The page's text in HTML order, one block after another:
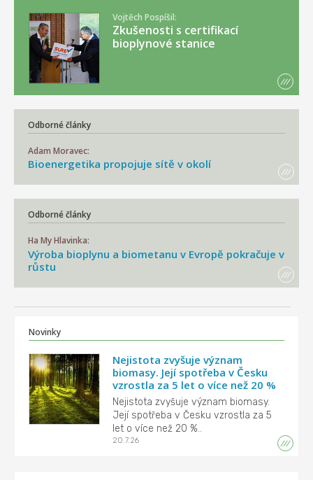
Vojtěch Pospíšil:
Zkušenosti s certifikací
bioplynové stanice
Odborné články
Adam Moravec:
Bioenergetika propojuje sítě v okolí
Odborné články
Ha My Hlavinka:
Výroba bioplynu a biometanu v Evropě pokračuje v
růstu
Novinky
Nejistota zvyšuje význam
biomasy. Její spotřeba v Česku
vzrostla za 5 let o více než 20 %
Nejistota zvyšuje význam biomasy.
Její spotřeba v Česku vzrostla za 5
let o více než 20 %..
20.7.26